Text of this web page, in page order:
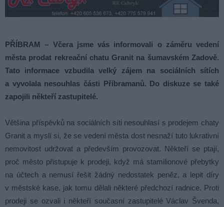
PŘÍBRAM – Včera jsme vás informovali o záměru vedení
města prodat rekreační chatu Granit na šumavském Zadově.
Tato informace vzbudila velký zájem na sociálních sítích
a vyvolala nesouhlas části Příbramanů. Do diskuze se také
zapojili někteří zastupitelé.
Většina příspěvků na sociálních síti nesouhlasí s prodejem chaty
Granit a myslí si, že se vedení města dost nesnaží tuto lukrativní
nemovitost udržovat a především provozovat. Někteří se ptají,
proč město přistupuje k prodeji, když má stamilionové přebytky
na účtech a nemusí řešit žádný nedostatek peněz, a lepit díry
v městské kase, jak tomu dělali některé předchozí radnice. Proti
prodeji se ozvali i někteří současní zastupitelé Václav Švenda,